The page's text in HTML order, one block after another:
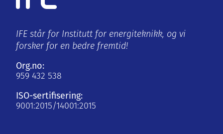
IFE står for Institutt for energiteknikk, og vi
forsker for en bedre fremtid!
Org.no:
959 432 538
ISO-sertifisering:
9001:2015/14001:2015